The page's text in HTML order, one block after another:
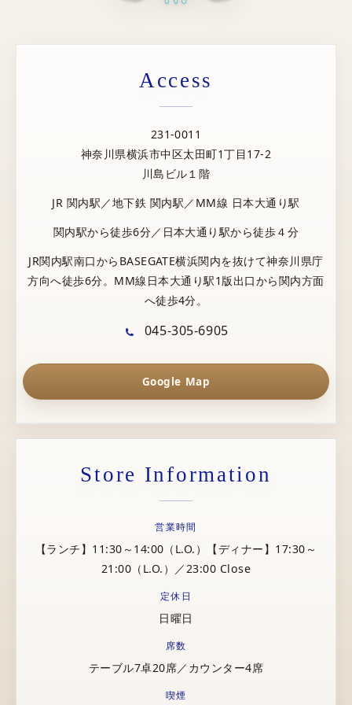
Access
231-0011
神奈川県横浜市中区太田町1丁目17-2
川島ビル１階
JR 関内駅／地下鉄 関内駅／MM線 日本大通り駅
関内駅から徒歩6分／日本大通り駅から徒歩４分
JR関内駅南口からBASEGATE横浜関内を抜けて神奈川県庁
方向へ徒歩6分。MM線日本大通り駅1版出口から関内方面
へ徒歩4分。
045-305-6905
Google Map
Store Information
営業時間
【ランチ】11:30～14:00（L.O.）【ディナー】17:30～
21:00（L.O.）／23:00 Close
定休日
日曜日
席数
テーブル7卓20席／カウンター4席
喫煙